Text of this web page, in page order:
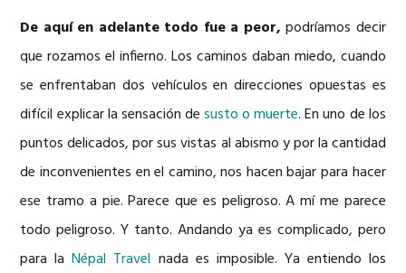
De aquí en adelante todo fue a peor, podríamos decir
que rozamos el infierno. Los caminos daban miedo, cuando
se enfrentaban dos vehículos en direcciones opuestas es
difícil explicar la sensación desusto o muerte. En uno de los
puntos delicados, por sus vistas al abismo y por la cantidad
de inconvenientes en el camino, nos hacen bajar para hacer
ese tramo a pie. Parece que es peligroso. A mí me parece
todo peligroso. Y tanto. Andando ya es complicado, pero
para laNépal Travel nada es imposible. Ya entiendo los